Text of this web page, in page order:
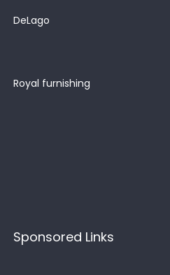
DeLago
Royal furnishing
Sponsored Links